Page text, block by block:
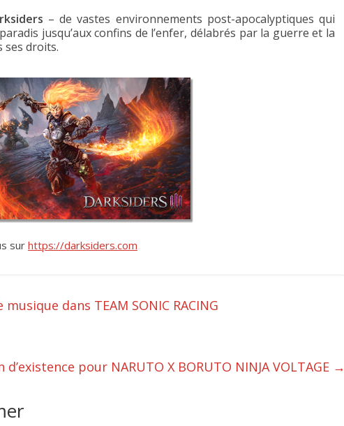
– de vastes environnements post-apocalyptiques qui
jusqu’aux confins de l’enfer, délabrés par la guerre et la
ses droits.
sur https://darksiders.com
dans TEAM SONIC RACING
d’existence pour NARUTO X BORUTO NINJA VOLTAGE →